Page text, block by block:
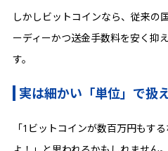
しかしビットコインなら、従来の
ーディーかつ送金手数料を安く抑
す。
実は細かい「単位」で扱
「1ビットコインが数百万円もす